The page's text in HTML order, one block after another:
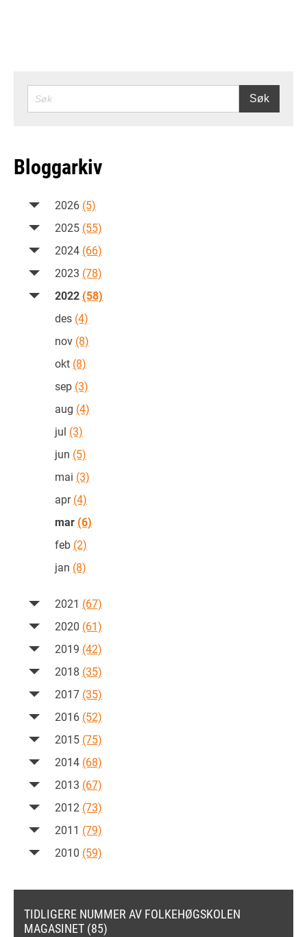
SØK Søk
Bloggarkiv
2026 (5)
2025 (55)
2024 (66)
2023 (78)
2022 (58)
des (4)
nov (8)
okt (8)
sep (3)
aug (4)
jul (3)
jun (5)
mai (3)
apr(4)
mar (6)
feb (2)
jan (8)
2021 (67)
2020 (61)
2019 (42)
2018 (35)
2017 (35)
2016 (52)
2015 (75)
2014 (68)
2013 (67)
2012 (73)
2011 (79)
2010 (59)
TIDLIGERE NUMMER AV FOLKEHØGSKOLEN
MAGASINET (85)